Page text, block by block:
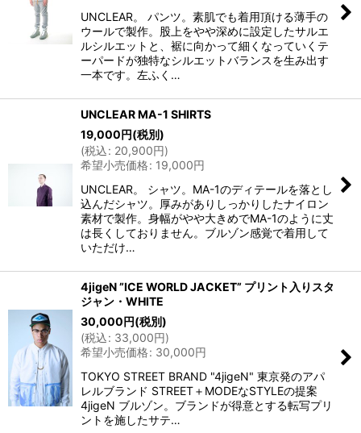
UNCLEAR。 パンツ。素肌でも着用頂ける薄手の
ウールで製作。股上をやや深めに設定したサルエ
ルシルエットと、裾に向かって細くなっていくテ
ーパードが独特なシルエットバランスを生み出す
一本です。左ふく…
UNCLEAR MA-1 SHIRTS
19,000円(税別)
(税込: 20,900円)
希望小売価格: 19,000円
UNCLEAR。 シャツ。MA-1のディテールを落とし
込んだシャツ。厚みがありしっかりしたナイロン
素材で製作。身幅がやや大きめでMA-1のように丈
は長くしておりません。ブルゾン感覚で着用して
いただけ…
4jigeN ”ICE WORLD JACKET” プリント入りスタ
ジャン・WHITE
30,000円(税別)
(税込: 33,000円)
希望小売価格: 30,000円
TOKYO STREET BRAND "4jigeN" 東京発のアパ
レルブランド STREET＋MODEなSTYLEの提案
4jigeN ブルゾン。ブランドが得意とする転写プリ
ントを施したサテ…